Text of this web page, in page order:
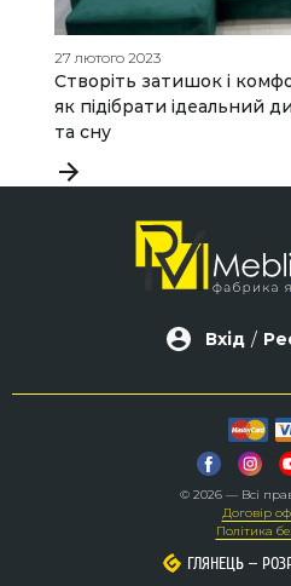
27 лютого 2023
Створіть затишок і
як підібрати ідеальний
та сну
Вхід /
© 2026 — Всі
Договір
Політика
ГЛЯНЕЦЬ –
ГЛЯНЕЦЬ –